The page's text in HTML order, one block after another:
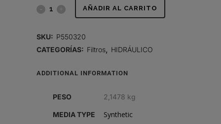
FILTRO AÑADIR AL CARRITO
SKU: P550320
CATEGORÍAS: Filtros HIDRÁULICO
ADDITIONAL INFORMATION
PESO 2,1478 kg
MEDIA TYPE Synthetic